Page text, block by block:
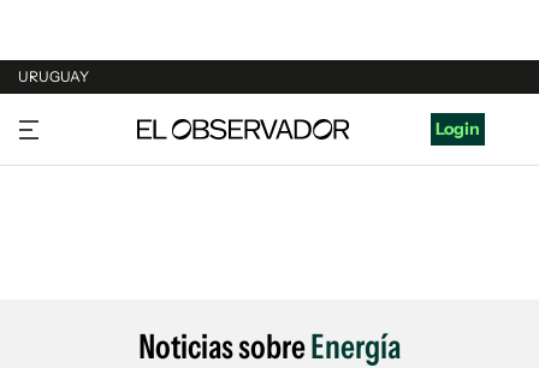
URUGUAY
URUGUAY
ARGENTINA
Login
Noticias sobreEnergía